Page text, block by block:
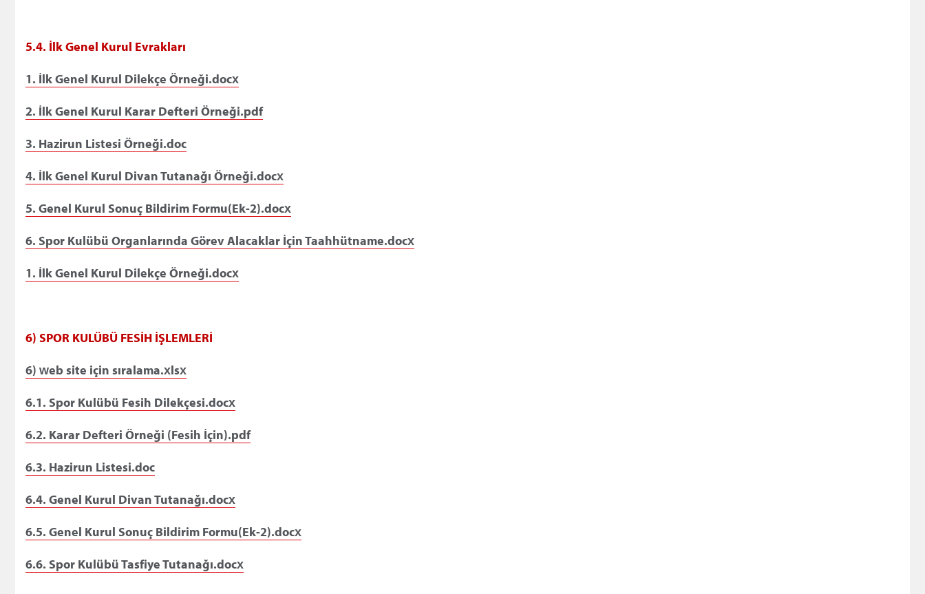
5.4. İlk Genel Kurul Evrakları
1. İlk Genel Kurul Dilekçe Örneği.docx
2. İlk Genel Kurul Karar Defteri Örneği.pdf
3. Hazirun Listesi Örneği.doc
4. İlk Genel Kurul Divan Tutanağı Örneği.docx
5. Genel Kurul Sonuç Bildirim Formu(Ek-2).docx
6. Spor Kulübü Organlarında Görev Alacaklar İçin Taahhütname.docx
1. İlk Genel Kurul Dilekçe Örneği.docx
6) SPOR KULÜBÜ FESİH İŞLEMLERİ
6) web site için sıralama.xlsx
6.1. Spor Kulübü Fesih Dilekçesi.docx
6.2. Karar Defteri Örneği (Fesih İçin).pdf
6.3. Hazirun Listesi.doc
6.4. Genel Kurul Divan Tutanağı.docx
6.5. Genel Kurul Sonuç Bildirim Formu(Ek-2).docx
6.6. Spor Kulübü Tasfiye Tutanağı.docx